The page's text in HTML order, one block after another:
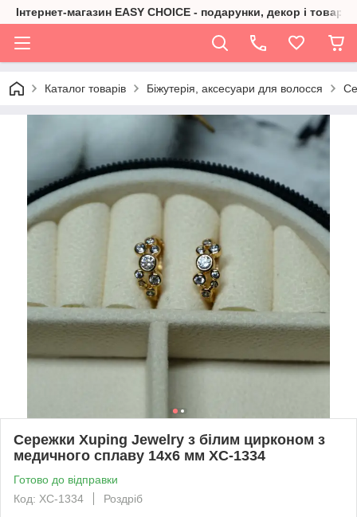
Інтернет-магазин EASY CHOICE - подарунки, декор і товари
Каталог товарів Біжутерія, аксесуари для волосся
Сережки Xuping Jewelry з білим цирконом з
медичного сплаву 14х6 мм XC-1334
Готово до відправки
Код: XC-1334
Роздріб